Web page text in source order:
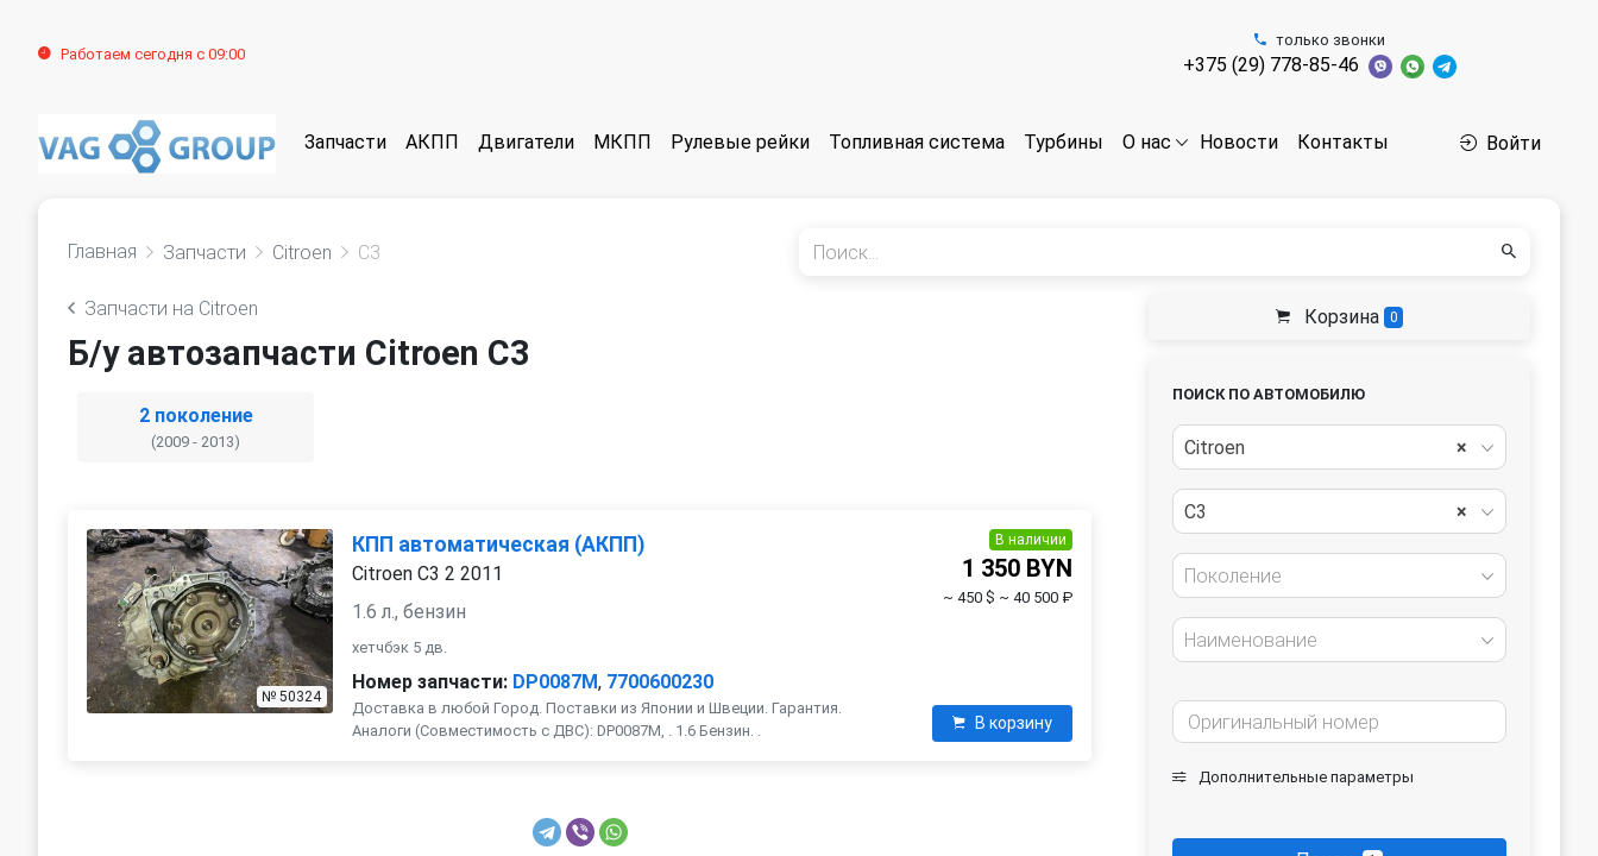
Работаем сегодня с 09:00
только звонки
+375 (29) 778-85-46
Запчасти АКПП Двигатели МКПП Рулевые рейки Топливная система Турбины О нас Новости Контакты Войти
Главная Запчасти Citroen C3
Запчасти на Citroen
Б/у автозапчасти Citroen C3
2 поколение
(2009 - 2013)
№ 50324
КПП автоматическая (АКПП)
Citroen C3 2 2011
1.6 л., бензин
хетчбэк 5 дв.
Номер запчасти: DP0087M, 7700600230
Доставка в любой Город. Поставки из Японии и Швеции. Гарантия.
Аналоги (Совместимость с ДВС): DP0087M, . 1.6 Бензин. .
В наличии
1 350 BYN
~ 450 $ ~ 40 500 ₽
В корзину
Корзина 0
ПОИСК ПО АВТОМОБИЛЮ
×
Citroen
×
C3
Поколение
Наименование
Дополнительные параметры